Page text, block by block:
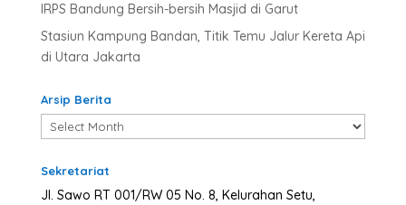
IRPS Bandung Bersih-bersih Masjid di Garut
Stasiun Kampung Bandan, Titik Temu Jalur Kereta Api
di Utara Jakarta
Arsip Berita
Arsip
Berita
Sekretariat
Jl. Sawo RT 001/RW 05 No. 8, Kelurahan Setu,